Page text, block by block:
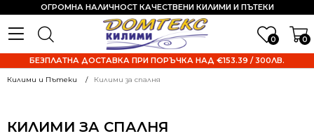
0 0
ОГРОМНА НАЛИЧНОСТ КАЧЕСТВЕНИ КИЛИМИ И ПЪТЕКИ
БЕЗПЛАТНА ДОСТАВКА ПРИ ПОРЪЧКА НАД €153.39 / 300ЛВ.
Килими и Пътеки Килими за спалня
КИЛИМИ ЗА СПАЛНЯ